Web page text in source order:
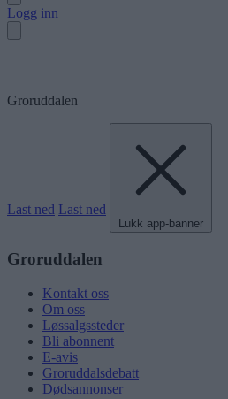
Logg inn
Groruddalen
Last ned Last ned
Lukk app-banner
Groruddalen
Kontakt oss
Om oss
Løssalgssteder
Bli abonnent
E-avis
Groruddalsdebatt
Dødsannonser